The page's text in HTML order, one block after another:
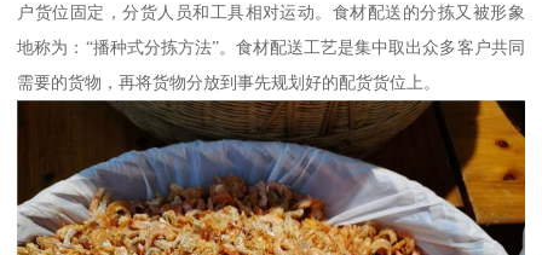
户货位固定，分货人员和工具相对运动。食材配送的分拣又被形象
地称为：“播种式分拣方法”。食材配送工艺是集中取出众多客户共同
需要的货物，再将货物分放到事先规划好的配货货位上。